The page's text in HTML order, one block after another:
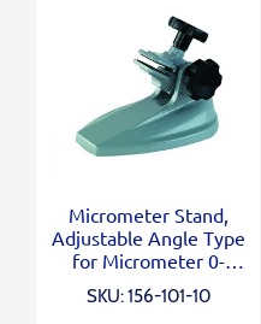
Micrometer Stand,
Adjustable Angle Type
for Micrometer 0-
100mm/0-4″
SKU: 156-101-10